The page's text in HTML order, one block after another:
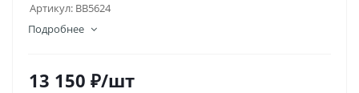
Артикул: BB5624
Подробнее
13 150 ₽/шт